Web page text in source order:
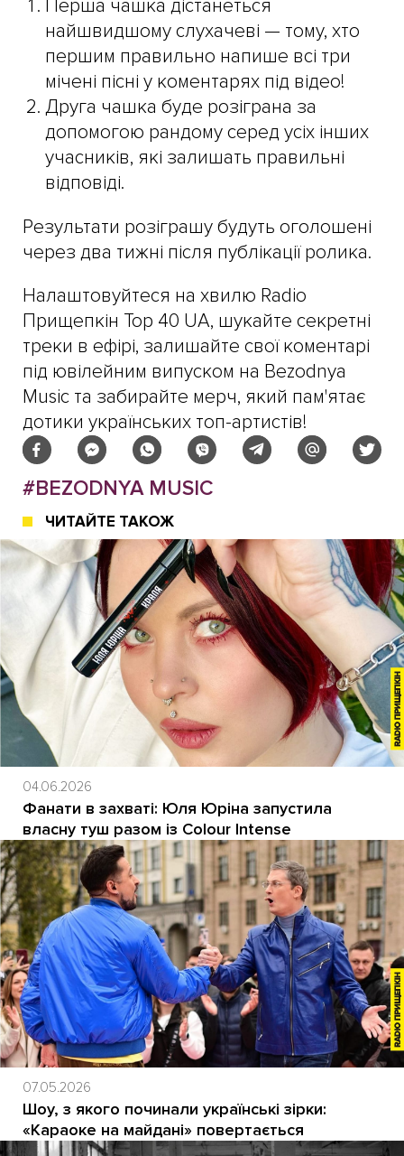
Перша чашка дістанеться
найшвидшому слухачеві — тому, хто
першим правильно напише всі три
мічені пісні у коментарях під відео!
Друга чашка буде розіграна за
допомогою рандому серед усіх інших
учасників, які залишать правильні
відповіді.
Результати розіграшу будуть оголошені
через два тижні після публікації ролика.
Налаштовуйтеся на хвилю Radio
Прищепкін Top 40 UA, шукайте секретні
треки в ефірі, залишайте свої коментарі
під ювілейним випуском на Bezodnya
Music та забирайте мерч, який пам'ятає
дотики українських топ-артистів!
#BEZODNYA MUSIC
ЧИТАЙТЕ ТАКОЖ
04.06.2026
Фанати в захваті: Юля Юріна запустила
власну туш разом із Colour Intense
07.05.2026
Шоу, з якого починали українські зірки:
«Караоке на майдані» повертається